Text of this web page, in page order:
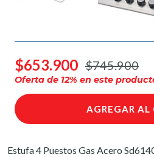
$653.900 $745.900
Oferta de 12% en este
AGREGAR AL
Estufa 4 Puestos Gas Acero